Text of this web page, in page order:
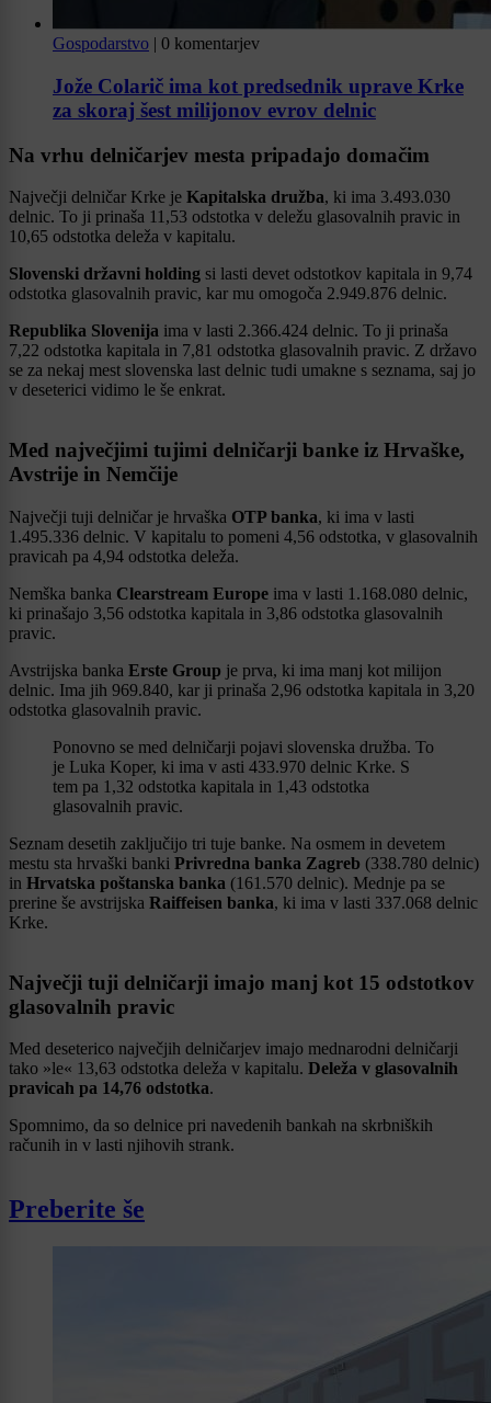
Gospodarstvo | 0 komentarjev
Jože Colarič ima kot predsednik uprave Krke
za skoraj šest milijonov evrov delnic
Na vrhu delničarjev mesta pripadajo domačim
Največji delničar Krke je Kapitalska družba, ki ima 3.493.030
delnic. To ji prinaša 11,53 odstotka v deležu glasovalnih pravic in
10,65 odstotka deleža v kapitalu.
Slovenski državni holding si lasti devet odstotkov kapitala in 9,74
odstotka glasovalnih pravic, kar mu omogoča 2.949.876 delnic.
Republika Slovenija ima v lasti 2.366.424 delnic. To ji prinaša
7,22 odstotka kapitala in 7,81 odstotka glasovalnih pravic. Z državo
se za nekaj mest slovenska last delnic tudi umakne s seznama, saj jo
v deseterici vidimo le še enkrat.
Med največjimi tujimi delničarji banke iz Hrvaške,
Avstrije in Nemčije
Največji tuji delničar je hrvaška OTP banka, ki ima v lasti
1.495.336 delnic. V kapitalu to pomeni 4,56 odstotka, v glasovalnih
pravicah pa 4,94 odstotka deleža.
Nemška banka Clearstream Europe ima v lasti 1.168.080 delnic,
ki prinašajo 3,56 odstotka kapitala in 3,86 odstotka glasovalnih
pravic.
Avstrijska banka Erste Group je prva, ki ima manj kot milijon
delnic. Ima jih 969.840, kar ji prinaša 2,96 odstotka kapitala in 3,20
odstotka glasovalnih pravic.
Ponovno se med delničarji pojavi slovenska družba. To
je Luka Koper, ki ima v asti 433.970 delnic Krke. S
tem pa 1,32 odstotka kapitala in 1,43 odstotka
glasovalnih pravic.
Seznam desetih zaključijo tri tuje banke. Na osmem in devetem
mestu sta hrvaški banki Privredna banka Zagreb (338.780 delnic)
in Hrvatska poštanska banka (161.570 delnic). Mednje pa se
prerine še avstrijska Raiffeisen banka, ki ima v lasti 337.068 delnic
Krke.
Največji tuji delničarji imajo manj kot 15 odstotkov
glasovalnih pravic
Med deseterico največjih delničarjev imajo mednarodni delničarji
tako »le« 13,63 odstotka deleža v kapitalu. Deleža v glasovalnih
pravicah pa 14,76 odstotka.
Spomnimo, da so delnice pri navedenih bankah na skrbniških
računih in v lasti njihovih strank.
Preberite še